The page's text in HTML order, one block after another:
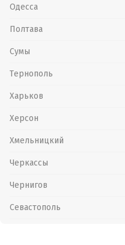
Одесса
Полтава
Сумы
Тернополь
Харьков
Херсон
Хмельницкий
Черкассы
Чернигов
Севастополь